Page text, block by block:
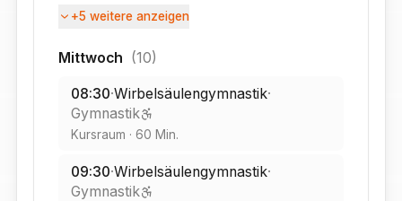
+5weitere anzeigen
Mittwoch (10)
08:30·Wirbelsäulengymnastik·
Gymnastik
Kursraum · 60 Min.
09:30·Wirbelsäulengymnastik·
Gymnastik